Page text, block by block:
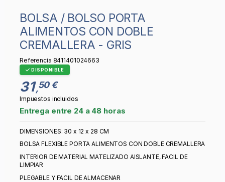
BOLSA / BOLSO PORTA
ALIMENTOS CON DOBLE
CREMALLERA - GRIS
Referencia 8411401024663
DISPONIBLE
31,50 €
Impuestos incluidos
Entrega entre 24 a 48 horas
DIMENSIONES: 30 x 12 x 28 CM
BOLSA FLEXIBLE PORTA ALIMENTOS CON DOBLE CREMALLERA
INTERIOR DE MATERIAL MATELIZADO AISLANTE, FACIL DE
LIMPIAR
PLEGABLE Y FACIL DE ALMACENAR